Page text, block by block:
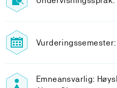
Emneansvarlig: